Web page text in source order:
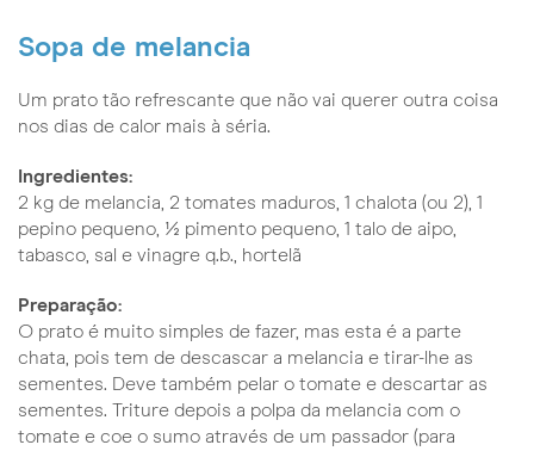
Sopa de melancia
Um prato tão refrescante que não vai querer outra coisa
nos dias de calor mais à séria.
Ingredientes:
2 kg de melancia, 2 tomates maduros, 1 chalota (ou 2), 1
pepino pequeno, ½ pimento pequeno, 1 talo de aipo,
tabasco, sal e vinagre q.b., hortelã
Preparação:
O prato é muito simples de fazer, mas esta é a parte
chata, pois tem de descascar a melancia e tirar-lhe as
sementes. Deve também pelar o tomate e descartar as
sementes. Triture depois a polpa da melancia com o
tomate e coe o sumo através de um passador (para